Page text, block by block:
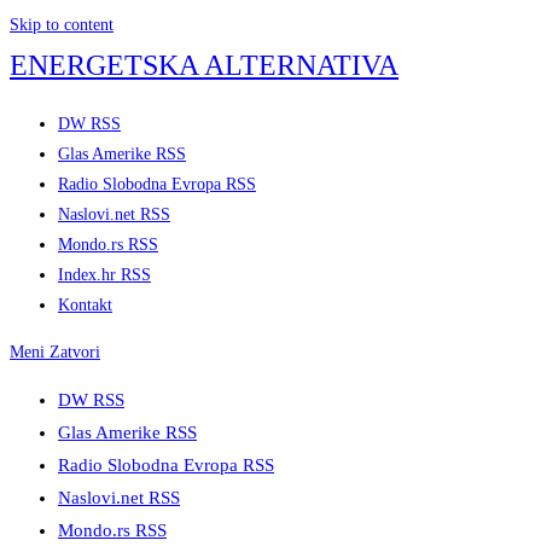
Skip to content
ENERGETSKA ALTERNATIVA
DW RSS
Glas Amerike RSS
Radio Slobodna Evropa RSS
Naslovi.net RSS
Mondo.rs RSS
Index.hr RSS
Kontakt
Meni Zatvori
DW RSS
Glas Amerike RSS
Radio Slobodna Evropa RSS
Naslovi.net RSS
Mondo.rs RSS